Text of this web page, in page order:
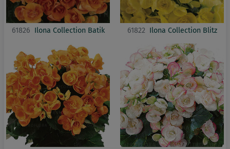
61826 Ilona Collection Batik 61822 Ilona Collection Blitz